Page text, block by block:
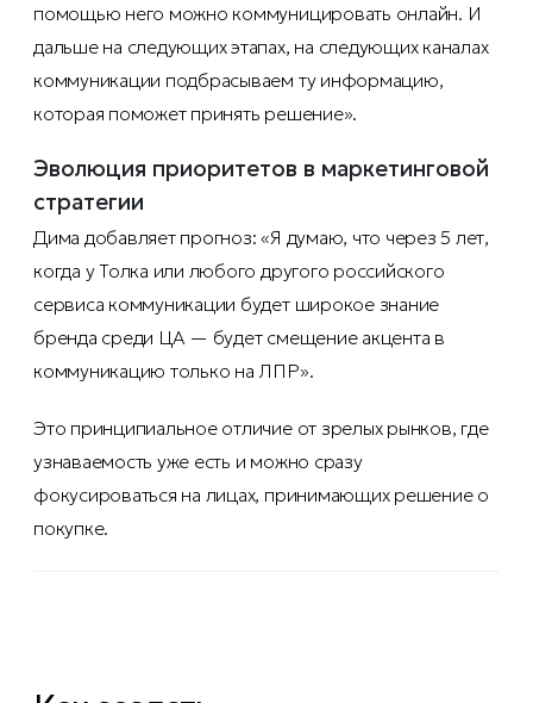
помощью него можно коммуницировать онлайн. И
дальше на следующих этапах, на следующих каналах
коммуникации подбрасываем ту информацию,
которая поможет принять решение».
Эволюция приоритетов в маркетинговой
стратегии
Дима добавляет прогноз: «Я думаю, что через 5 лет,
когда у Толка или любого другого российского
сервиса коммуникации будет широкое знание
бренда среди ЦА — будет смещение акцента в
коммуникацию только на ЛПР».
Это принципиальное отличие от зрелых рынков, где
узнаваемость уже есть и можно сразу
фокусироваться на лицах, принимающих решение о
покупке.